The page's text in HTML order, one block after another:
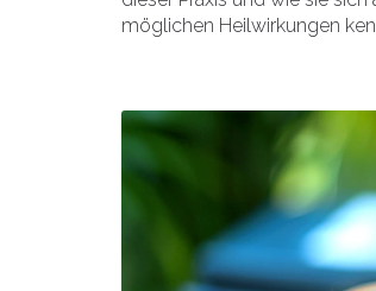
möglichen Heilwirkungen